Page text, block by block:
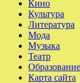
Кино
Культура
Литература
Мода
Музыка
Театр
Образование
Карта сайта